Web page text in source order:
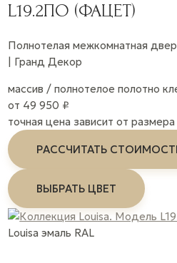
L19.2ПО (ФАЦЕТ)
Полнотелая межкомнатная
| Гранд Декор
массив / полнотелое полотно
от 49 950 ₽
точная цена зависит от
РАССЧИТАТЬ
ВЫБРАТЬ ЦВЕТ
Louisa эмаль RAL